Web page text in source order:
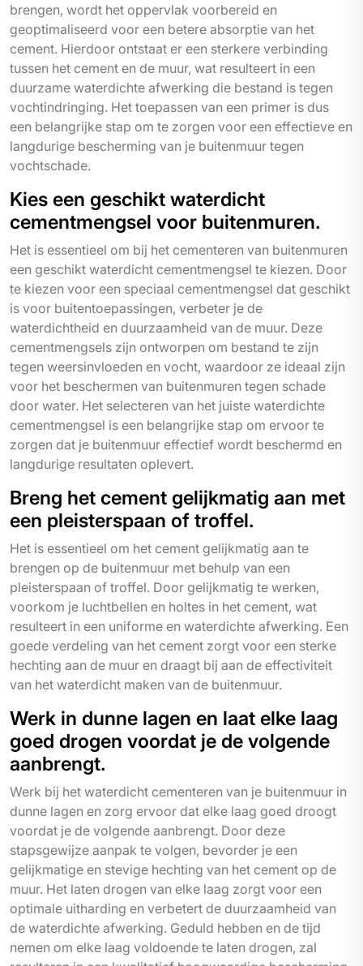
brengen, wordt het oppervlak voorbereid en
geoptimaliseerd voor een betere absorptie van het
cement. Hierdoor ontstaat er een sterkere verbinding
tussen het cement en de muur, wat resulteert in een
duurzame waterdichte afwerking die bestand is tegen
vochtindringing. Het toepassen van een primer is dus
een belangrijke stap om te zorgen voor een effectieve en
langdurige bescherming van je buitenmuur tegen
vochtschade.
Kies een geschikt waterdicht
cementmengsel voor buitenmuren.
Het is essentieel om bij het cementeren van buitenmuren
een geschikt waterdicht cementmengsel te kiezen. Door
te kiezen voor een speciaal cementmengsel dat geschikt
is voor buitentoepassingen, verbeter je de
waterdichtheid en duurzaamheid van de muur. Deze
cementmengsels zijn ontworpen om bestand te zijn
tegen weersinvloeden en vocht, waardoor ze ideaal zijn
voor het beschermen van buitenmuren tegen schade
door water. Het selecteren van het juiste waterdichte
cementmengsel is een belangrijke stap om ervoor te
zorgen dat je buitenmuur effectief wordt beschermd en
langdurige resultaten oplevert.
Breng het cement gelijkmatig aan met
een pleisterspaan of troffel.
Het is essentieel om het cement gelijkmatig aan te
brengen op de buitenmuur met behulp van een
pleisterspaan of troffel. Door gelijkmatig te werken,
voorkom je luchtbellen en holtes in het cement, wat
resulteert in een uniforme en waterdichte afwerking. Een
goede verdeling van het cement zorgt voor een sterke
hechting aan de muur en draagt bij aan de effectiviteit
van het waterdicht maken van de buitenmuur.
Werk in dunne lagen en laat elke laag
goed drogen voordat je de volgende
aanbrengt.
Werk bij het waterdicht cementeren van je buitenmuur in
dunne lagen en zorg ervoor dat elke laag goed droogt
voordat je de volgende aanbrengt. Door deze
stapsgewijze aanpak te volgen, bevorder je een
gelijkmatige en stevige hechting van het cement op de
muur. Het laten drogen van elke laag zorgt voor een
optimale uitharding en verbetert de duurzaamheid van
de waterdichte afwerking. Geduld hebben en de tijd
nemen om elke laag voldoende te laten drogen, zal